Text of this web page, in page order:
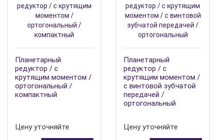
Планетарный
редуктор / с
крутящим моментом /
ортогональный /
компактный
Цену уточняйте
Планетарный
редуктор / с
крутящим моментом /
с винтовой зубчатой
передачей /
ортогональный
Цену уточняйте